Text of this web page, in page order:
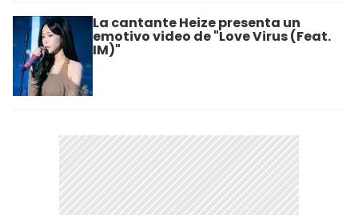
La cantante Heize presenta un
emotivo video de "Love Virus (Feat.
IM)"